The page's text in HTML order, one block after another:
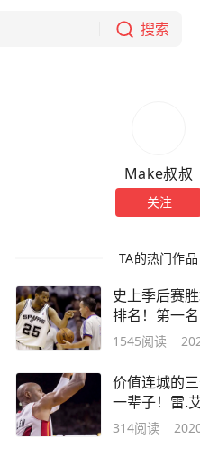
搜索
Make叔叔
关注
TA的热门作品
史上季后赛
排名！第一
料，费舍尔
1545阅读
价值连城的
一辈子！雷.
314阅读